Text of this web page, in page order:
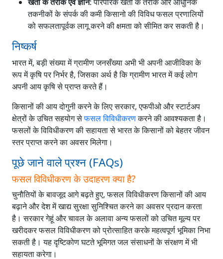
तकनीकों के संपर्क की कमी किसानो की विविध फसल प्रणालियों
को सफलतापूर्वक लागू करने की क्षमता को सीमित कर सकती है।
निष्कर्ष
भारत में, बड़ी संख्या में ग्रामीण जनसँख्या अभी भी अपनी आजीविका के
रूप में कृषि पर निर्भर है, जिसका अर्थ है कि ग्रामीण भारत में कई लोग
अपनी आय कृषि से प्राप्त करते हैं।
किसानों की आय दोगुनी करने के लिए सरकार, एफपीओ और स्टार्टअप
क्षेत्रों के उचित सहयोग सेफसल विविधीकरणकरने की आवश्यकता है।
फसलों के विविधीकरण की सहायता से भारत के किसानों को बेहतर जीवन
स्तर प्राप्त करने का अवसर मिलेगा।
पूछे जाने वाले प्रश्न (FAQs)
फसल विविधीकरण के उदाहरण क्या है?
चुनौतियों के बावजूद आगे बढ़ते हुए, फसल विविधीकरण किसानों की आय
बढ़ाने और देश में खाद्य सुरक्षा सुनिश्चित करने का अवसर प्रदान करता
है। सरकार गेहूं और चावल के अलावा अन्य फसलों को उचित मूल्य पर
खरीदकर फसल विविधीकरण को प्रोत्साहित करके महत्वपूर्ण भूमिका निभा
सकती है। यह दृष्टिकोण घटते भूमिगत जल संसाधनों के संरक्षण में भी
सहायता करेगा।